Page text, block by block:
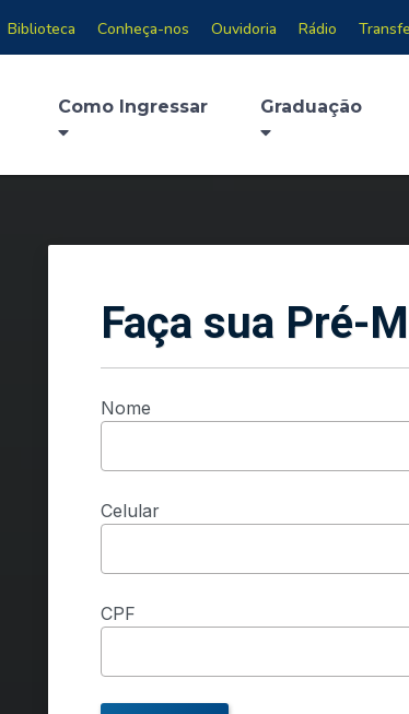
Biblioteca Conheça-nos Ouvidoria Rádio
Como Ingressar Graduação
Faça sua Pré-
Nome
Celular
CPF